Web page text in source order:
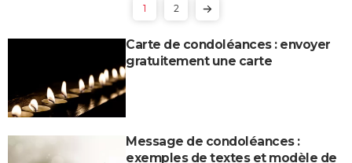
1 2
Carte de condoléances : envoyer
gratuitement une carte
Message de condoléances :
exemples de textes et modèle de